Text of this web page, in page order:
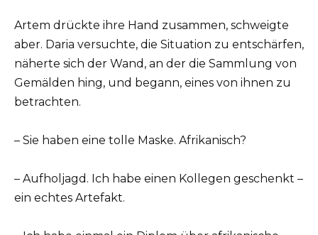
Artem drückte ihre Hand zusammen, schweigte
aber. Daria versuchte, die Situation zu entschärfen,
näherte sich der Wand, an der die Sammlung von
Gemälden hing, und begann, eines von ihnen zu
betrachten.
– Sie haben eine tolle Maske. Afrikanisch?
– Aufholjagd. Ich habe einen Kollegen geschenkt –
ein echtes Artefakt.